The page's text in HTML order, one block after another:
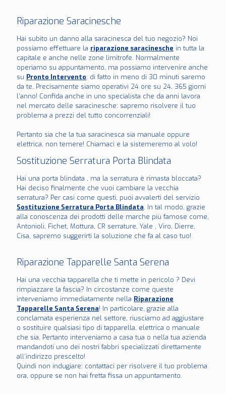
Riparazione Saracinesche
Hai subito un danno alla saracinesca del tuo negozio? Noi
possiamo effettuare la riparazione saracinesche in tutta la
capitale e anche nelle zone limitrofe. Normalmente
operiamo su appuntamento, ma possiamo intervenire anche
su Pronto Intervento: di fatto in meno di 30 minuti saremo
da te. Precisamente siamo operativi 24 ore su 24, 365 giorni
l’anno! Confida anche in uno specialista che da anni lavora
nel mercato delle saracinesche: sapremo risolvere il tuo
problema a prezzi del tutto concorrenziali!
Pertanto sia che la tua saracinesca sia manuale oppure
elettrica, non temere! Chiamaci e la sistemeremo al volo!
Sostituzione Serratura Porta Blindata
Hai una porta blindata , ma la serratura è rimasta bloccata?
Hai deciso finalmente che vuoi cambiare la vecchia
serratura? Per casi come questi, puoi avvalerti del servizio
Sostituzione Serratura Porta Blindata. In tal modo, grazie
alla conoscenza dei prodotti delle marche più famose come,
Antonioli, Fichet, Mottura, CR serrature, Yale , Viro, Dierre,
Cisa, sapremo suggerirti la soluzione che fa al caso tuo!
Riparazione Tapparelle Santa Serena
Hai una vecchia tapparella che ti mette in pericolo ? Devi
rimpiazzare la fascia? In circostanze come queste
interveniamo immediatamente nella Riparazione
Tapparelle Santa Serena! In particolare, grazie alla
conclamata esperienza nel settore, riusciamo ad aggiustare
o sostituire qualsiasi tipo di tapparella, elettrica o manuale
che sia. Pertanto interveniamo a casa tua o nella tua azienda
mandandoti uno dei nostri fabbri specializzati direttamente
all’indirizzo prescelto!
Quindi non indugiare: contattaci per risolvere il tuo problema
ora, oppure se non hai fretta fissa un appuntamento.